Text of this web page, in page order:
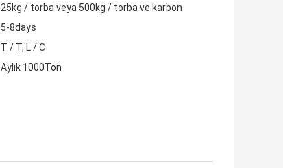
25kg / torba veya 500kg / torba ve karbon
5-8days
T / T, L / C
Aylık 1000Ton